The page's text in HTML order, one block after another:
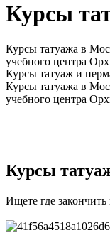
Курсы
Курсы татуажа в
учебного центра
Курсы татуаж и
Курсы татуажа в
учебного центра
Курсы
Ищете где